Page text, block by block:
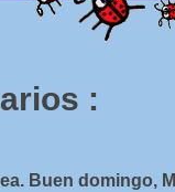
:
Buen domingo,